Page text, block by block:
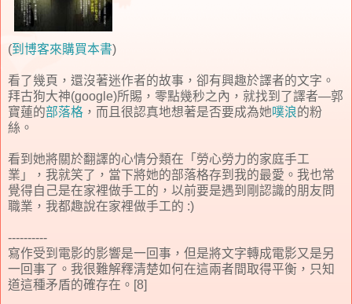
(到博客來購買本書)
看了幾頁，還沒著迷作者的故事，卻有興趣於譯者的文字。
拜古狗大神(google)所賜，零點幾秒之內，就找到了譯者—郭
寶蓮的部落格 ，而且很認真地想著是否要成為她噗浪的粉
絲。
看到她將關於翻譯的心情分類在「勞心勞力的家庭手工
業」，我就笑了，當下將她的部落格存到我的最愛。我也常
覺得自己是在家裡做手工的，以前要是遇到剛認識的朋友問
職業，我都趣說在家裡做手工的 :)
----------
寫作受到電影的影響是一回事，但是將文字轉成電影又是另
一回事了。我很難解釋清楚如何在這兩者間取得平衡，只知
道這種矛盾的確存在。[8]